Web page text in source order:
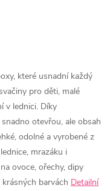
které usnadní každý
pro děti, malé
v lednici. Díky
otevřou, ale obsah
odolné a vyrobené z
mrazáku i
ovoce, ořechy, dipy
barvách Detailní